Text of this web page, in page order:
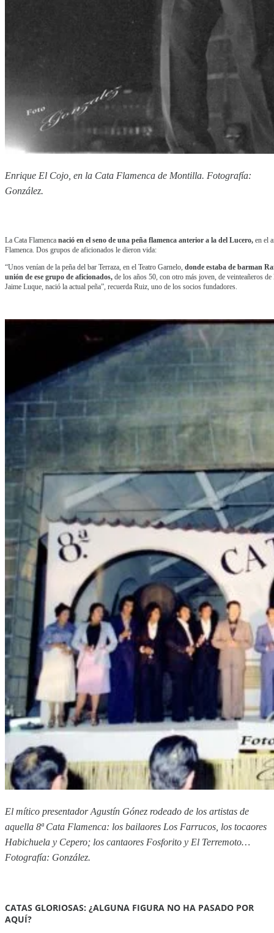
Enrique El Cojo, en la Cata Flamenca de Montilla. Fotografía:
González.
La Cata Flamenca nació en el seno de una peña flamenca anterior a la del Lucero, en el
Flamenca. Dos grupos de aficionados le dieron vida:
“Unos venían de la peña del bar Terraza, en el Teatro Garnelo, donde estaba de barman
unión de ese grupo de aficionados, de los años 50, con otro más joven, de veinteañeros
Jaime Luque, nació la actual peña”, recuerda Ruiz, uno de los socios fundadores.
El mítico presentador Agustín Gónez rodeado de los artistas de
aquella 8ª Cata Flamenca: los bailaores Los Farrucos, los tocaores
Habichuela y Cepero; los cantaores Fosforito y El Terremoto…
Fotografía: González.
CATAS GLORIOSAS: ¿ALGUNA FIGURA NO HA PASADO POR
AQUÍ?